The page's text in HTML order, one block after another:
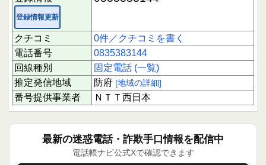
登録情報更新
クチコミ
0件／クチコミを書く
電話番号
0835383144
回線種別
固定電話 (一覧)
推定発信地域
防府 [地域の詳細]
番号提供事業者 ＮＴＴ西日本
最新の迷惑電話・詐欺手口情報を配信中
電話帳ナビ公式Xで確認できます